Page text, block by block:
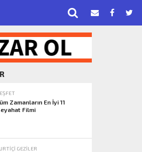
Zamanların En İyi 11
Filmi
GEZILER